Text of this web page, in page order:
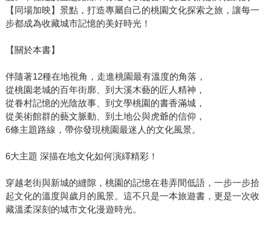
【同場加映】景點，打造專屬自己的桃園文化探索之旅，讓每一
步都成為收藏城市記憶的美好時光！
【關於本書】
伴隨著12種在地視角，走進桃園最有溫度的角落，
從桃園老城的百年街廓、到大溪木藝的匠人精神，
從眷村記憶的光陰故事、到文學桃園的書香滿城，
從美術館群的藝文脈動、到土地公與虎爺的信仰，
6條主題路線，帶你發現桃園最迷人的文化風景。
6大主題 深描在地文化如何演繹精彩！
穿越老街與新城的縫隙，桃園的記憶在巷弄間低語，一步一步拾
起文化的溫度與歲月的風景。這不只是一本旅遊書，更是一次收
藏溫柔深刻的城市文化漫遊時光。